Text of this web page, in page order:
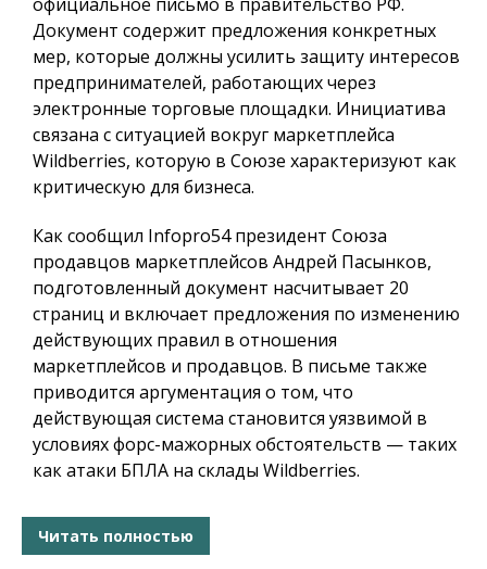
Документ содержит предложения конкретных
мер, которые должны усилить защиту интересов
предпринимателей, работающих через
электронные торговые площадки. Инициатива
связана с ситуацией вокруг маркетплейса
Wildberries, которую в Союзе характеризуют как
критическую для бизнеса.
Как сообщил Infopro54президент Союза
продавцов маркетплейсов Андрей Пасынков,
подготовленный документ насчитывает 20
страниц и включает предложения по изменению
действующих правил в отношения
маркетплейсов и продавцов. В письме также
приводится аргументация о том, что
действующая система становится уязвимой в
условиях форс-мажорных обстоятельств — таких
как атаки БПЛА на склады Wildberries.
Читать полностью